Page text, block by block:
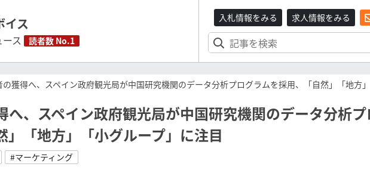
イス
ス 読者数 No.1
入札情報をみる 求人情報をみる
の獲得へ、スペイン政府観光局が中国研究機関のデータ分析プログラムを採用、「自然」「地方
へ、スペイン政府観光局が中国研究機関のデータ分析
」「地方」「小グループ」に注目
#マーケティング